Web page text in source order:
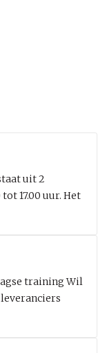
uit 2
17.00 uur. Het
training Wil